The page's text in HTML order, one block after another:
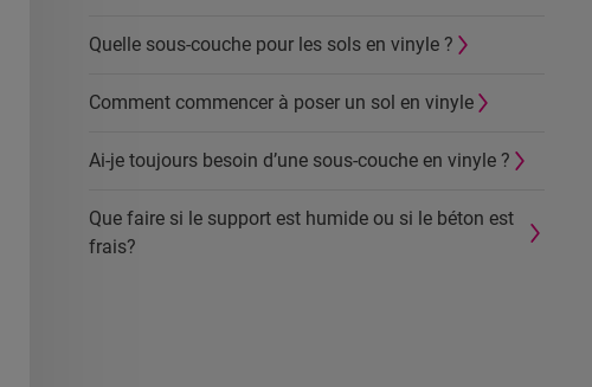
Quelle sous-couche pour les sols en vinyle ?
Comment commencer à poser un sol en vinyle
Ai-je toujours besoin d’une sous-couche en vinyle ?
Que faire si le support est humide ou si le béton est
frais?